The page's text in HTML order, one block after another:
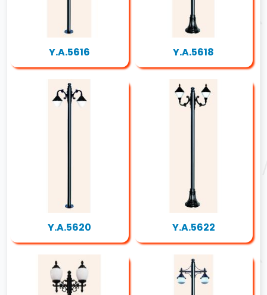
Y.A.5616 Y.A.5618
Y.A.5620 Y.A.5622